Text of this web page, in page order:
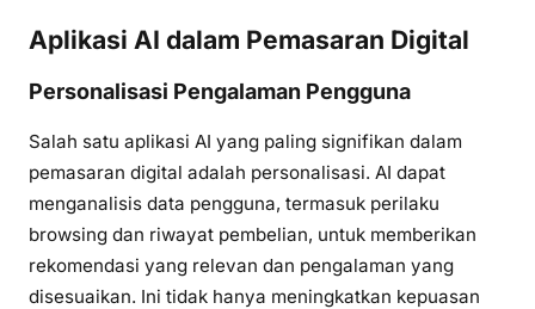
Aplikasi AI dalam Pemasaran Digital
Personalisasi Pengalaman Pengguna
Salah satu aplikasi AI yang paling signifikan dalam
pemasaran digital adalah personalisasi. AI dapat
menganalisis data pengguna, termasuk perilaku
browsing dan riwayat pembelian, untuk memberikan
rekomendasi yang relevan dan pengalaman yang
disesuaikan. Ini tidak hanya meningkatkan kepuasan